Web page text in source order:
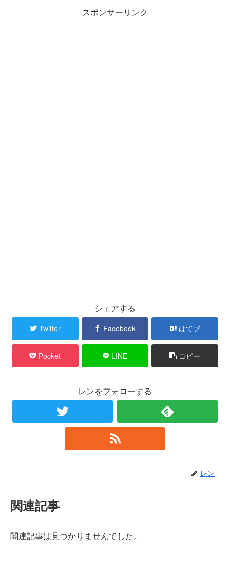
スポンサーリンク
シェアする
Twitter Facebook はてブ
Pocket LINE コピー
レンをフォローする
レン
関連記事
関連記事は見つかりませんでした。